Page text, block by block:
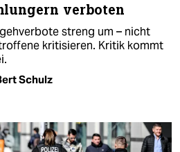
verboten
streng um – nicht
kritisieren. Kritik kommt
Schulz